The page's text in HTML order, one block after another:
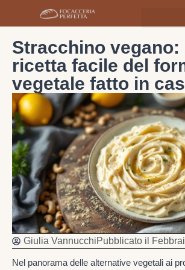
Stracchino vegano:
ricetta facile del
vegetale fatto in
Giulia VannucchiPubblicato il
Nel panorama delle alternative vegetali ai